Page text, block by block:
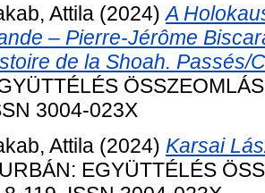
Attila (2024)A
– Pierre-Jérôme
de la Shoah. Passés/
3004-023X
Attila (2024) Karsai
EGYÜTTÉLÉS